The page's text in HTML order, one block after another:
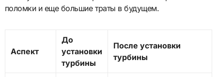
поломки и еще большие траты в будущем.
Аспект
До
установки
турбины
После установки
турбины